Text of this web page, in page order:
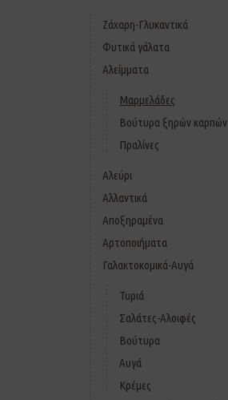
Ζάχαρη-Γλυκαντικά
Φυτικά γάλατα
Αλείμματα
Μαρμελάδες
Βούτυρα ξηρών καρπών
Πραλίνες
Αλεύρι
Αλλαντικά
Αποξηραμένα
Αρτοποιήματα
Γαλακτοκομικά-Αυγά
Τυριά
Σαλάτες-Αλοιφές
Βούτυρα
Αυγά
Κρέμες